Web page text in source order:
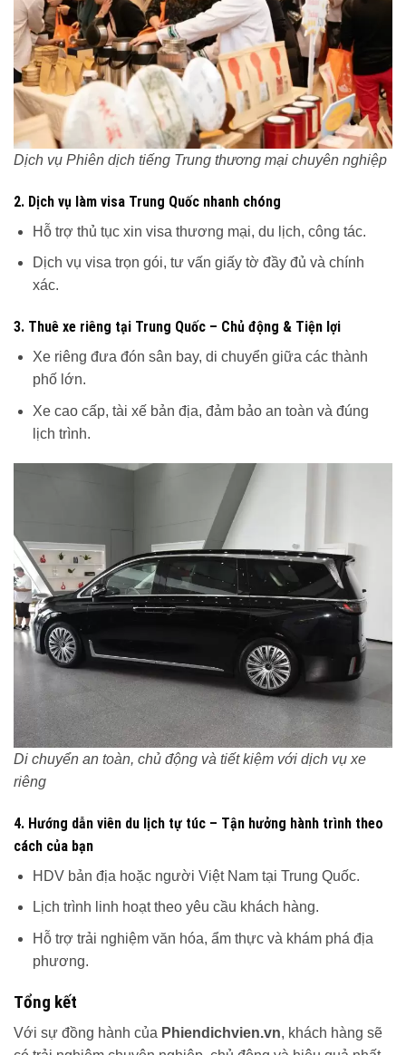
Dịch vụ Phiên dịch tiếng Trung thương mại chuyên nghiệp
2. Dịch vụ làm visa Trung Quốc nhanh chóng
Hỗ trợ thủ tục xin visa thương mại, du lịch, công tác.
Dịch vụ visa trọn gói, tư vấn giấy tờ đầy đủ và chính
xác.
3. Thuê xe riêng tại Trung Quốc – Chủ động & Tiện lợi
Xe riêng đưa đón sân bay, di chuyển giữa các thành
phố lớn.
Xe cao cấp, tài xế bản địa, đảm bảo an toàn và đúng
lịch trình.
Di chuyển an toàn, chủ động và tiết kiệm với dịch vụ xe
riêng
4. Hướng dẫn viên du lịch tự túc – Tận hưởng hành trình theo
cách của bạn
HDV bản địa hoặc người Việt Nam tại Trung Quốc.
Lịch trình linh hoạt theo yêu cầu khách hàng.
Hỗ trợ trải nghiệm văn hóa, ẩm thực và khám phá địa
phương.
Tổng kết
Với sự đồng hành của Phiendichvien.vn, khách hàng sẽ